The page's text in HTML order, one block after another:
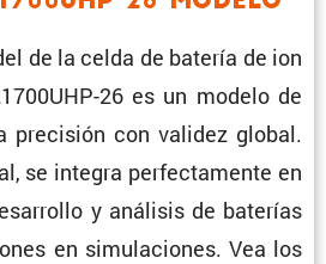
de la celda de batería de ion
26 es un modelo de
preci­sión con validez global.
se integra perfec­ta­mente en
y análisis de baterías
en simula­ciones. Vea los